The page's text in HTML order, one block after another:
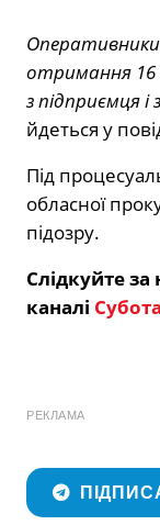
отримання 16
з підприємця
йдеться у
Під
обласної
підозру.
Слідкуйте
каналі
РЕКЛАМА